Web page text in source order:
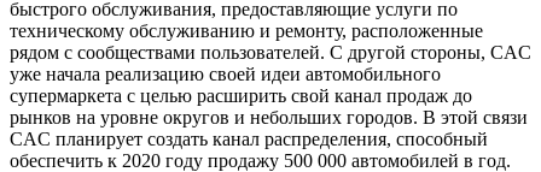
быстрого обслуживания, предоставляющие услуги по
техническому обслуживанию и ремонту, расположенные
рядом с сообществами пользователей. С другой стороны, CAC
уже начала реализацию своей идеи автомобильного
супермаркета с целью расширить свой канал продаж до
рынков на уровне округов и небольших городов. В этой связи
CAC планирует создать канал распределения, способный
обеспечить к 2020 году продажу 500 000 автомобилей в год.